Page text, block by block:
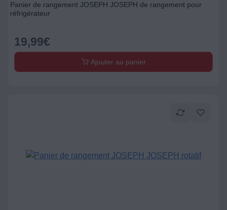
Panier de rangement JOSEPH JOSEPH de rangement pour
réfrigérateur
19,99€
Ajouter au panier